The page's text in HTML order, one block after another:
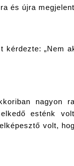
és újra
kérdezte: „Nem
nagyon
esténk
volt,